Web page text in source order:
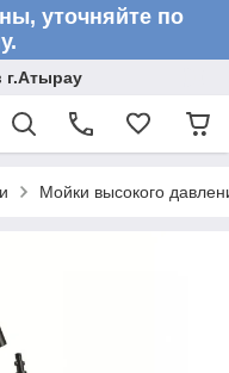
уточняйте по
Мойки высокого